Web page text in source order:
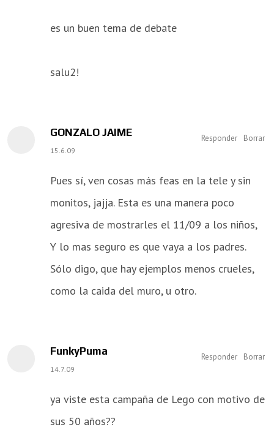
es un buen tema de debate
salu2!
GONZALO JAIME
15.6.09
Pues sí, ven cosas más feas en la tele y sin
monitos, jajja. Esta es una manera poco
agresiva de mostrarles el 11/09 a los niños,
Y lo mas seguro es que vaya a los padres.
Sólo digo, que hay ejemplos menos crueles,
como la caida del muro, u otro.
Responder Borrar
FunkyPuma
14.7.09
ya viste esta campaña de Lego con motivo de
sus 50 años??
Responder Borrar